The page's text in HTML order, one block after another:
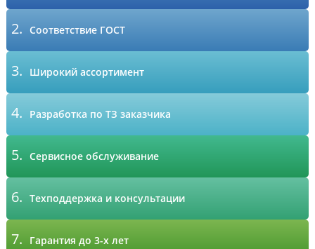
2. Соответствие ГОСТ
3. Широкий ассортимент
4. Разработка по ТЗ заказчика
5. Сервисное обслуживание
6. Техподдержка и консультации
7. Гарантия до 3-х лет